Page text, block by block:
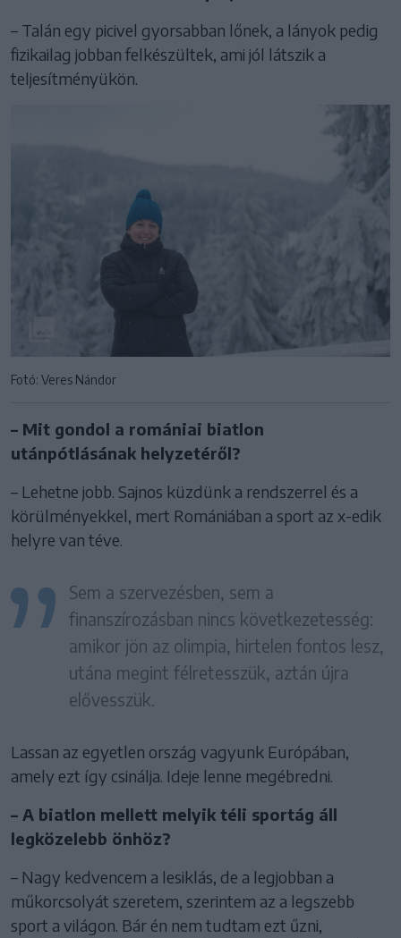
– Talán egy picivel gyorsabban lőnek, a lányok pedig
fizikailag jobban felkészültek, ami jól látszik a
teljesítményükön.
Fotó: Veres Nándor
– Mit gondol a romániai biatlon
utánpótlásának helyzetéről?
– Lehetne jobb. Sajnos küzdünk a rendszerrel és a
körülményekkel, mert Romániában a sport az x-edik
helyre van téve.
Sem a szervezésben, sem a
finanszírozásban nincs következetesség:
amikor jön az olimpia, hirtelen fontos lesz,
utána megint félretesszük, aztán újra
elővesszük.
Lassan az egyetlen ország vagyunk Európában,
amely ezt így csinálja. Ideje lenne megébredni.
– A biatlon mellett melyik téli sportág áll
legközelebb önhöz?
– Nagy kedvencem a lesiklás, de a legjobban a
műkorcsolyát szeretem, szerintem az a legszebb
sport a világon. Bár én nem tudtam ezt űzni,